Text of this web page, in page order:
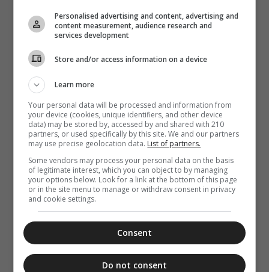
Personalised advertising and content, advertising and
content measurement, audience research and
services development
Store and/or access information on a device
Learn more
Your personal data will be processed and information from
your device (cookies, unique identifiers, and other device
data) may be stored by, accessed by and shared with 210
partners, or used specifically by this site. We and our partners
may use precise geolocation data. List of partners.
Some vendors may process your personal data on the basis
of legitimate interest, which you can object to by managing
your options below. Look for a link at the bottom of this page
or in the site menu to manage or withdraw consent in privacy
and cookie settings.
Consent
Do not consent